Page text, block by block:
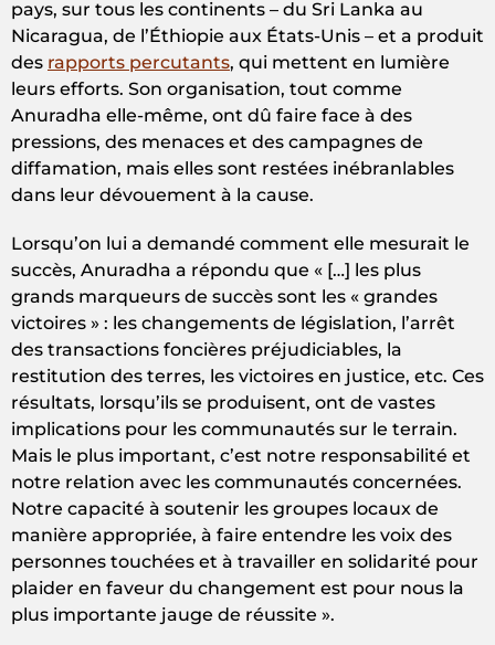
pays, sur tous les continents – du Sri Lanka au
Nicaragua, de l’Éthiopie aux États-Unis – et a produit
des rapports percutants, qui mettent en lumière
leurs efforts. Son organisation, tout comme
Anuradha elle-même, ont dû faire face à des
pressions, des menaces et des campagnes de
diffamation, mais elles sont restées inébranlables
dans leur dévouement à la cause.
Lorsqu’on lui a demandé comment elle mesurait le
succès, Anuradha a répondu que « […] les plus
grands marqueurs de succès sont les « grandes
victoires » : les changements de législation, l’arrêt
des transactions foncières préjudiciables, la
restitution des terres, les victoires en justice, etc. Ces
résultats, lorsqu’ils se produisent, ont de vastes
implications pour les communautés sur le terrain.
Mais le plus important, c’est notre responsabilité et
notre relation avec les communautés concernées.
Notre capacité à soutenir les groupes locaux de
manière appropriée, à faire entendre les voix des
personnes touchées et à travailler en solidarité pour
plaider en faveur du changement est pour nous la
plus importante jauge de réussite ».